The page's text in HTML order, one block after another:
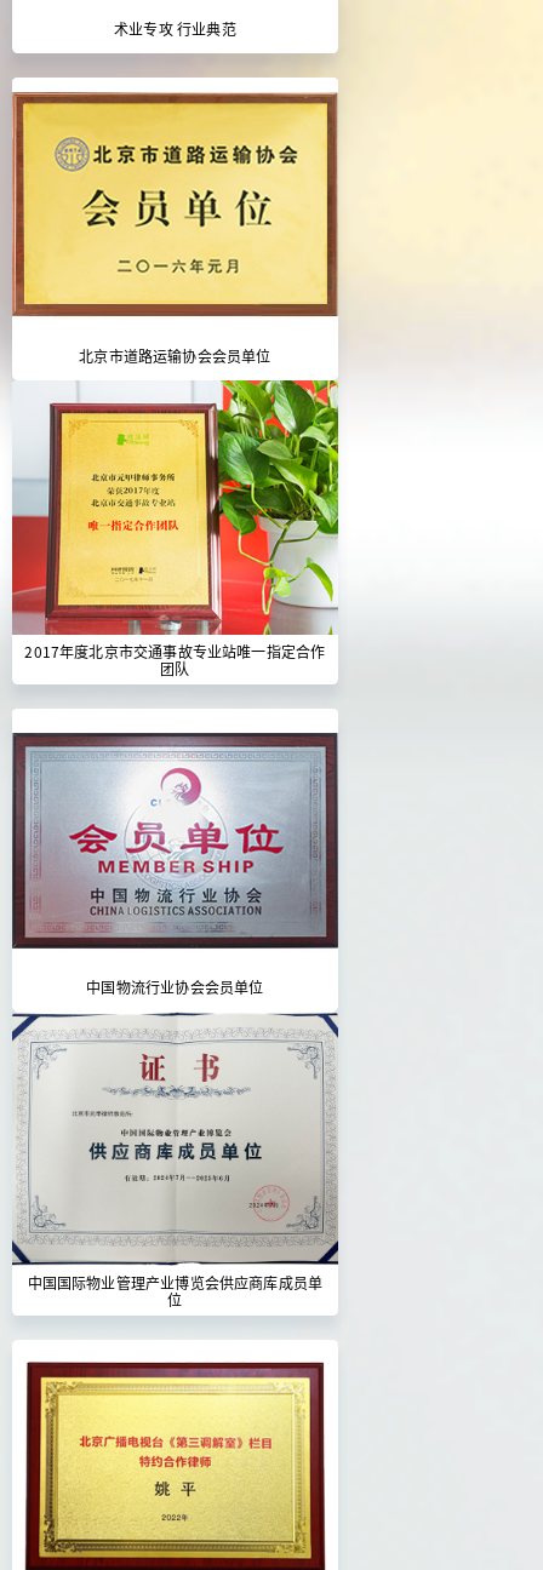
术业专攻 行业典范
北京市道路运输协会会员单位
2017年度北京市交通事故专业站唯一指定合作
团队
中国物流行业协会会员单位
中国国际物业管理产业博览会供应商库成员单
位